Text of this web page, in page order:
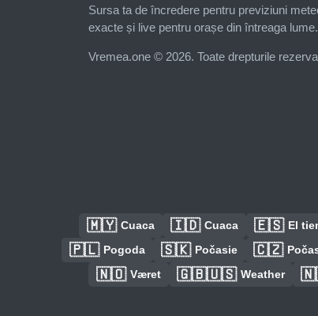
Sursa ta de încredere pentru previziuni
exacte și live pentru orașe din întreaga lume.
Vremea.one © 2026. Toate drepturile
🇲🇾 Cuaca 🇮🇩 Cuaca 🇪🇸 El
🇵🇱 Pogoda 🇸🇰 Počasie 🇨🇿
🇳🇴 Været 🇬🇧🇺🇸 Weather